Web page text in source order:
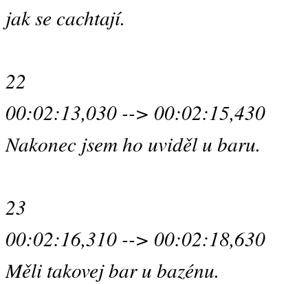
jak se cachtají.
22
00:02:13,030 --> 00:02:15,430
Nakonec jsem ho uviděl u baru.
23
00:02:16,310 --> 00:02:18,630
Měli takovej bar u bazénu.